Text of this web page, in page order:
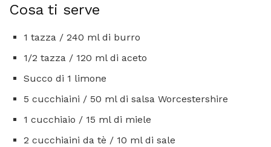
Cosa ti serve
1 tazza / 240 ml di burro
1/2 tazza / 120 ml di aceto
Succo di 1 limone
5 cucchiaini / 50 ml di salsa Worcestershire
1 cucchiaio / 15 ml di miele
2 cucchiaini da tè / 10 ml di sale